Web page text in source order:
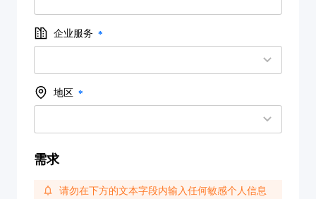
企业服务
地区
需求
请勿在下方的文本字段内输入任何敏感个人信息